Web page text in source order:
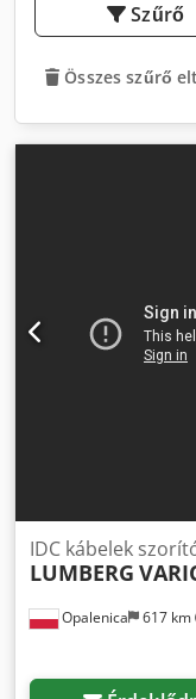
Szűrő
Összes szűrő
Opalenica 617 km
IDC kábelek
LUMBERG